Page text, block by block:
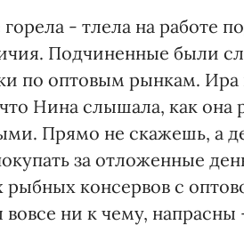
- тлела на работе
Подчиненные были
по оптовым рынкам. Ира
Нина слышала, как она
Прямо не скажешь, а
за отложенные
рыбных консервов с
вовсе ни к чему,